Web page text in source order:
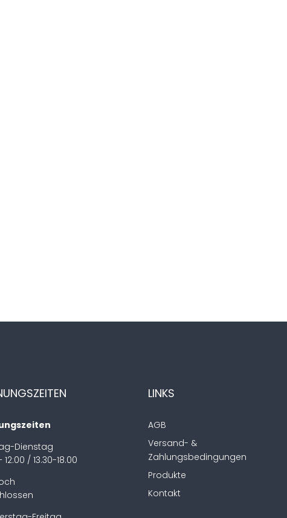
Dienstag
12:00 / 13.30-18.00
LINKS
AGB
Versand- &
Zahlungsbedingungen
Produkte
Kontakt